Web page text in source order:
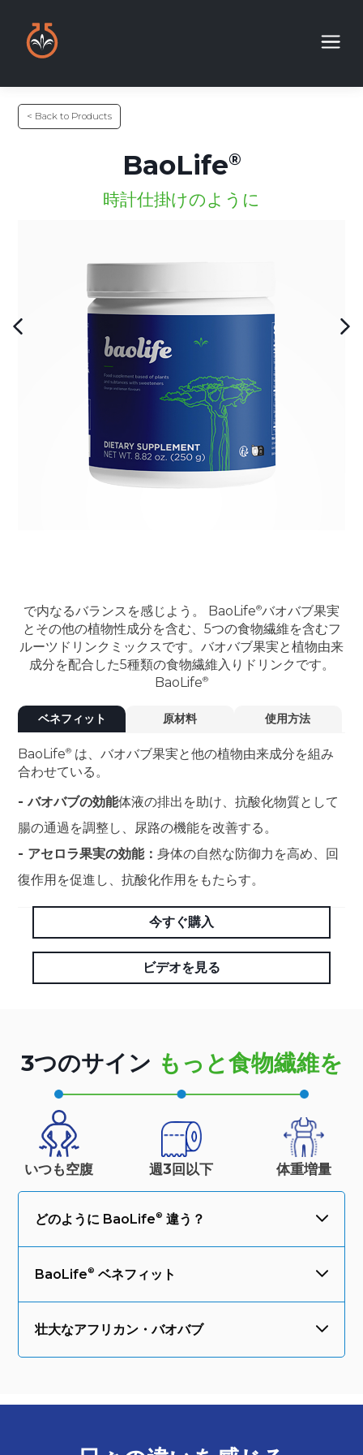
< Back to Products
BaoLife
時計仕掛けのように
で内なるバランスを感じよう。 BaoLife バオバブ果実
とその他の植物性成分を含む、5つの食物繊維を含むフ
ルーツドリンクミックスです。バオバブ果実と植物由来
成分を配合した5種類の食物繊維入りドリンクです。
BaoLife
ベネフィット 原材料 使用方法
BaoLife
は、バオバブ果実と他の植物由来成分を組み
合わせている。
- バオバブの効能体液の排出を助け、抗酸化物質として
腸の通過を調整し、尿路の機能を改善する。
- アセロラ果実の効能：身体の自然な防御力を高め、回
復作用を促進し、抗酸化作用をもたらす。
今すぐ購入
ビデオを見る
3つのサイン もっと食物繊維を
いつも空腹 週3回以下 体重増量
どのように BaoLife 違う？
BaoLife ベネフィット
壮大なアフリカン・バオバブ